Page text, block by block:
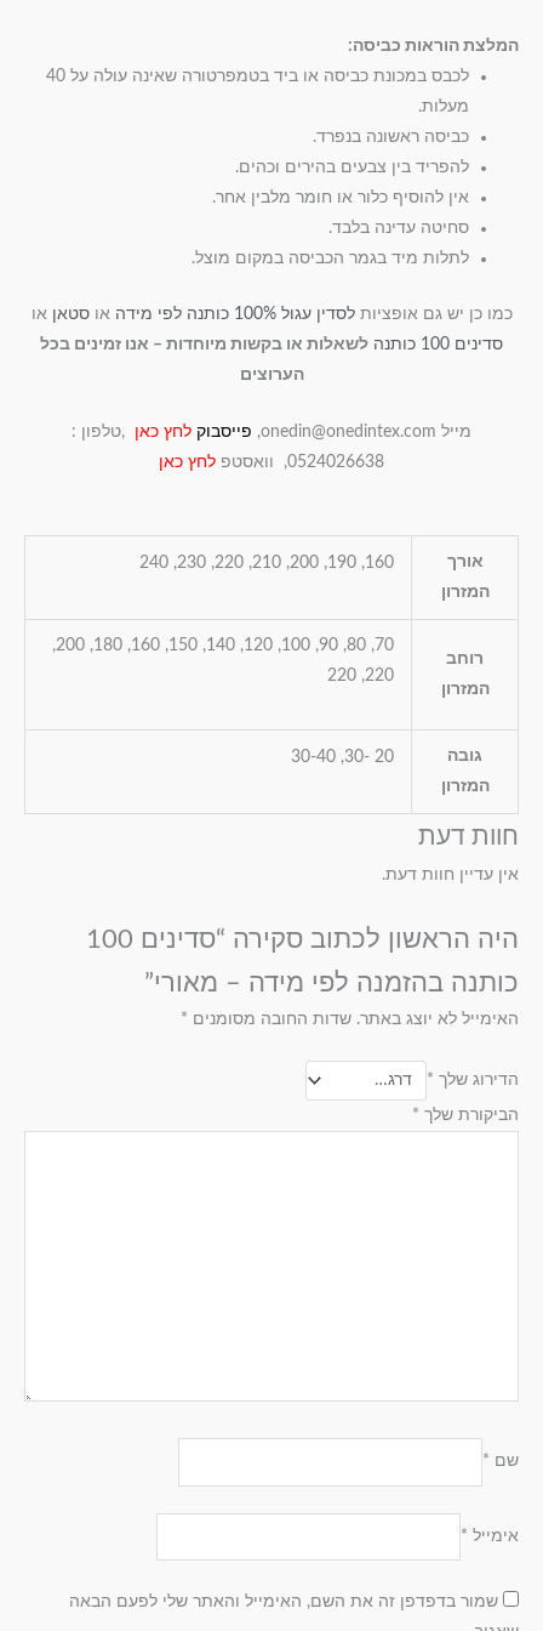
המלצת הוראות כביסה:
לכבס במכונת כביסה או ביד בטמפרטורה שאינה עולה על 40
מעלות.
כביסה ראשונה בנפרד.
להפריד בין צבעים בהירים וכהים.
אין להוסיף כלור או חומר מלבין אחר.
סחיטה עדינה בלבד.
לתלות מיד בגמר הכביסה במקום מוצל.
כמו כן יש גם אופציותלסדין עגול 100% כותנה לפי מידה אוסטאן או
סדינים 100 כותנה
לשאלות או בקשות מיוחדות – אנו זמינים בכל
הערוצים
מייל onedin@onedintex.com, פייסבוק לחץ כאן
,טלפון :
0524026638, וואסטפ
לחץ כאן
אורך
המזרון
160, 190, 200, 210, 220, 230, 240
רוחב
המזרון
70, 80, 90, 100, 120, 140, 150, 160, 180, 200,
220, 220
גובה
המזרון
20 -30, 30-40
חוות דעת
אין עדיין חוות דעת.
היה הראשון לכתוב סקירה “סדינים 100
כותנה בהזמנה לפי מידה – מאורי”
האימייל לא יוצג באתר. שדות החובה מסומנים *
הדירוג שלך *
הביקורת שלך *
שם *
אימייל *
שמור בדפדפן זה את השם, האימייל והאתר שלי לפעם הבאה